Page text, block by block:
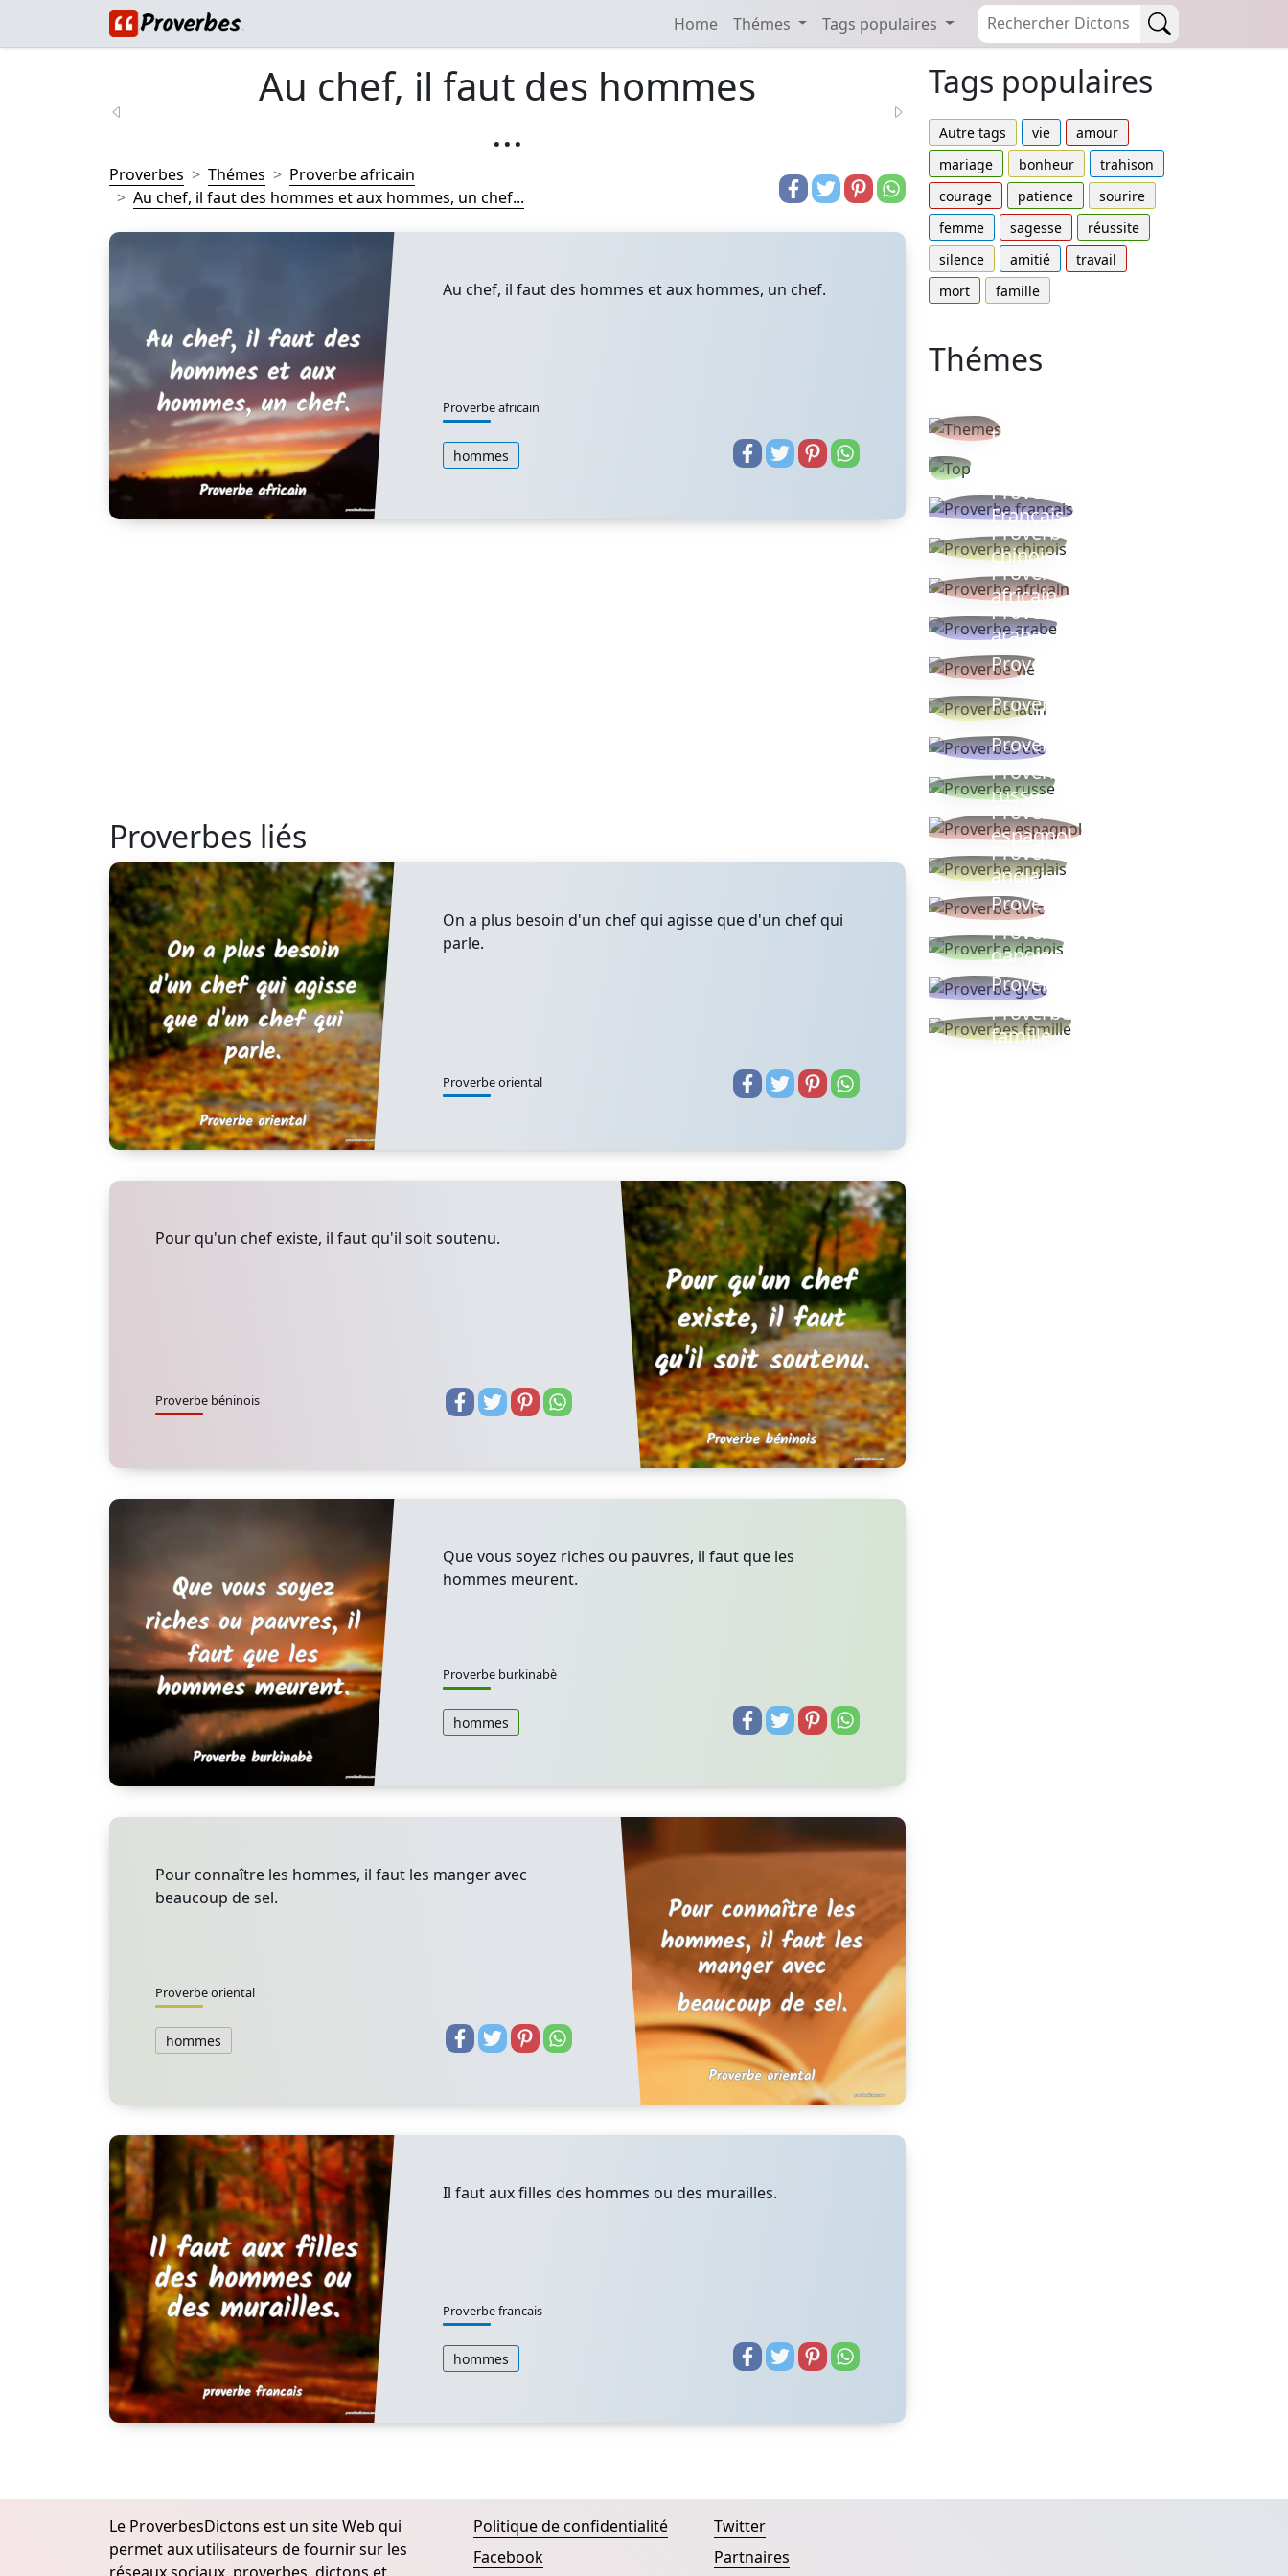
Home Thémes Tags populaires
Au chef, il faut des hommes
...
Proverbes Thémes
Proverbe africain
Au chef, il faut des hommes et aux hommes, un chef...
Au chef, il faut des hommes et aux hommes, un chef.
Proverbe africain
hommes
Proverbes liés
On a plus besoin d'un chef qui agisse que d'un chef qui
parle.
Proverbe oriental
Pour qu'un chef existe, il faut qu'il soit soutenu.
Proverbe béninois
Que vous soyez riches ou pauvres, il faut que les
hommes meurent.
Proverbe burkinabè
hommes
Pour connaître les hommes, il faut les manger avec
beaucoup de sel.
Proverbe oriental
hommes
Il faut aux filles des hommes ou des murailles.
Proverbe francais
hommes
Tags populaires
Autre tags vie
amour
mariage
bonheur
trahison
courage
patience
sourire
femme
sagesse
réussite
silence
amitié
travail
mort
famille
Thémes
thèmes
Proverbe
Français
Proverbe
chinois
Proverbe
africain
Proverbe
arabe
Proverbe vie
Proverbe latin
Proverbes ete
Proverbe
russe
Proverbe
espagnol
Proverbe
anglais
Proverbe turc
Proverbe
danois
Proverbe grec
Proverbes
famille
Le ProverbesDictons est un site Web qui
permet aux utilisateurs de fournir sur les
Politique de confidentialité
Facebook
Twitter
Partnaires